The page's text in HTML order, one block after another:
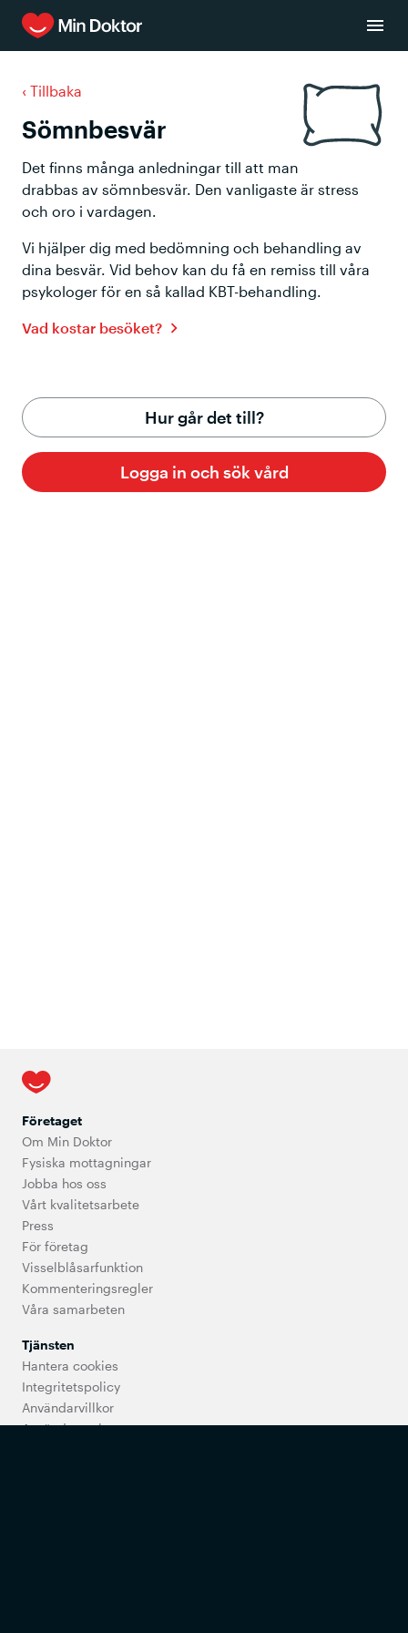
‹ Tillbaka
Sömnbesvär
Det finns många anledningar till att man
drabbas av sömnbesvär. Den vanligaste är stress
och oro i vardagen.
Vi hjälper dig med bedömning och behandling av
dina besvär. Vid behov kan du få en remiss till våra
psykologer för en så kallad KBT-behandling.
Vad kostar besöket?
Hur går det till?
Logga in och sök vård
Företaget
Om Min Doktor
Fysiska mottagningar
Jobba hos oss
Vårt kvalitetsarbete
Press
För företag
Visselblåsarfunktion
Kommenteringsregler
Våra samarbeten
Tjänsten
Hantera cookies
Integritetspolicy
Användarvillkor
Användarregler